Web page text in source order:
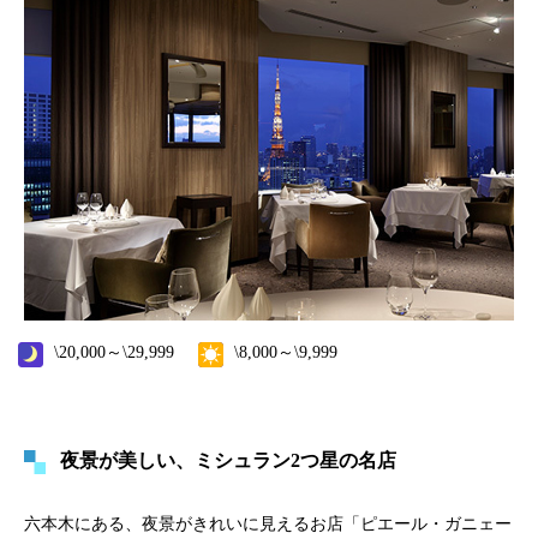
\20,000～\29,999 \8,000～\9,999
夜景が美しい、ミシュラン2つ星の名店
六本木にある、夜景がきれいに見えるお店「ピエール・ガニェー